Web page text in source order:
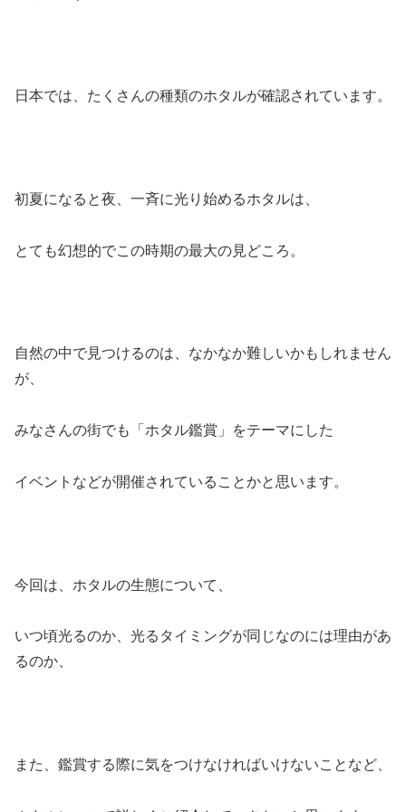
日本では、たくさんの種類のホタルが確認されています。
初夏になると夜、一斉に光り始めるホタルは、
とても幻想的でこの時期の最大の見どころ。
自然の中で見つけるのは、なかなか難しいかもしれません
が、
みなさんの街でも「ホタル鑑賞」をテーマにした
イベントなどが開催されていることかと思います。
今回は、ホタルの生態について、
いつ頃光るのか、光るタイミングが同じなのには理由があ
るのか、
また、鑑賞する際に気をつけなければいけないことなど、